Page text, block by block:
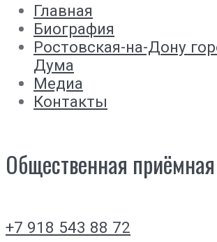
Главная
Биография
Ростовская-на-Дону
Дума
Медиа
Контакты
Общественная приёмная
+7 918 543 88 72